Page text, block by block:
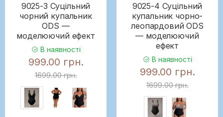
9025-3 Суцільний
чорний купальник
ODS —
моделюючий ефект
В наявності
999.00 грн.
1699.00 грн.
9025-4 Суцільний
купальник чорно-
леопардовий ODS
— моделюючий
ефект
В наявності
999.00 грн.
1699.00 грн.